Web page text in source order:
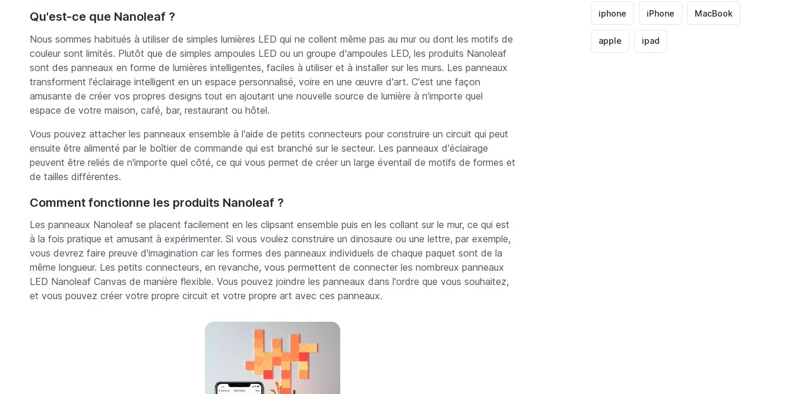
iphone iPhone MacBook
apple ipad
Qu'est-ce que Nanoleaf ?
Nous sommes habitués à utiliser de simples lumières LED qui ne collent même pas au mur ou dont les motifs de
couleur sont limités. Plutôt que de simples ampoules LED ou un groupe d'ampoules LED, les produits Nanoleaf
sont des panneaux en forme de lumières intelligentes, faciles à utiliser et à installer sur les murs. Les panneaux
transforment l'éclairage intelligent en un espace personnalisé, voire en une œuvre d'art. C'est une façon
amusante de créer vos propres designs tout en ajoutant une nouvelle source de lumière à n'importe quel
espace de votre maison, café, bar, restaurant ou hôtel.
Vous pouvez attacher les panneaux ensemble à l'aide de petits connecteurs pour construire un circuit qui peut
ensuite être alimenté par le boîtier de commande qui est branché sur le secteur. Les panneaux d'éclairage
peuvent être reliés de n'importe quel côté, ce qui vous permet de créer un large éventail de motifs de formes et
de tailles différentes.
Comment fonctionne les produits Nanoleaf ?
Les panneaux Nanoleaf se placent facilement en les clipsant ensemble puis en les collant sur le mur, ce qui est
à la fois pratique et amusant à expérimenter. Si vous voulez construire un dinosaure ou une lettre, par exemple,
vous devrez faire preuve d'imagination car les formes des panneaux individuels de chaque paquet sont de la
même longueur. Les petits connecteurs, en revanche, vous permettent de connecter les nombreux panneaux
LED Nanoleaf Canvas de manière flexible. Vous pouvez joindre les panneaux dans l'ordre que vous souhaitez,
et vous pouvez créer votre propre circuit et votre propre art avec ces panneaux.